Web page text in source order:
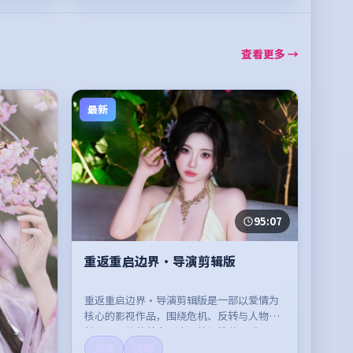
查看更多 →
最新
95:07
重返重启边界·导演剪辑版
重返重启边界·导演剪辑版是一部以爱情为
核心的影视作品，围绕危机、反转与人物成
长展开，整体节奏紧凑，值得推荐观看。